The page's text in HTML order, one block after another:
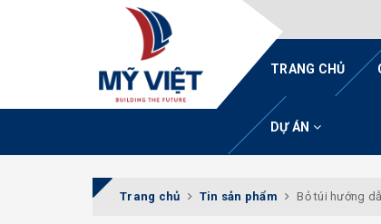
TRANG CHỦ
DỰ ÁN
Trang chủ Tin sản phẩm Bỏ túi hướng